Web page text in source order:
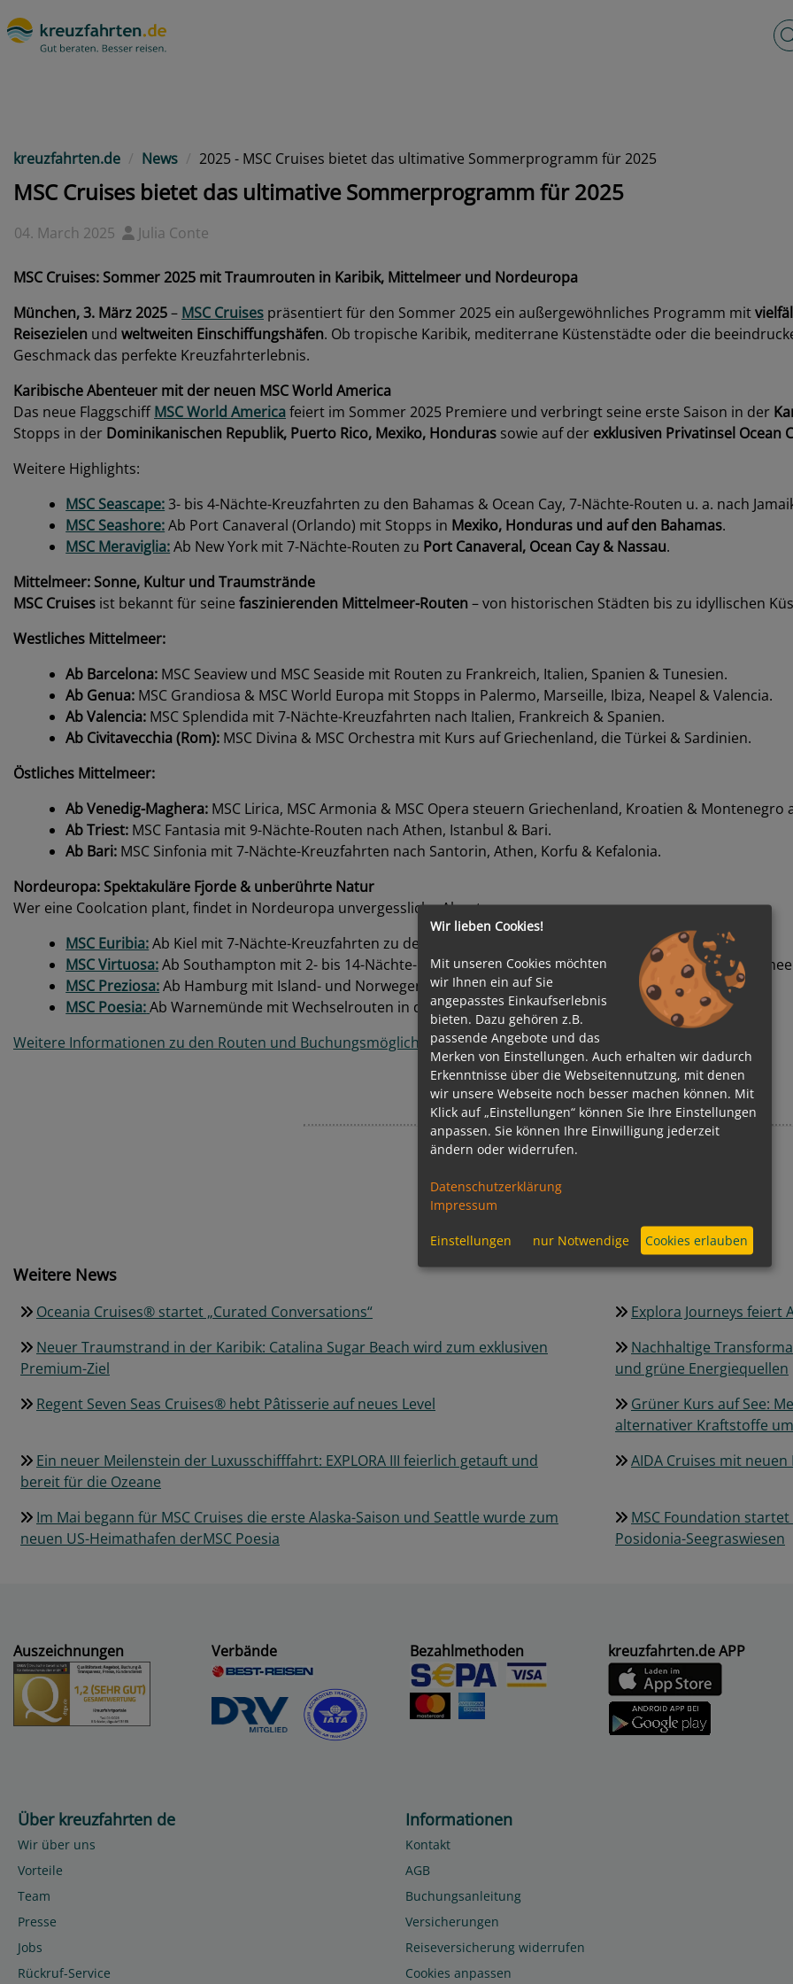
kreuzfahrten.de News 2025 - MSC Cruises bietet das ultimative Sommerprogramm für 2025
MSC Cruises bietet das ultimative Sommerprogramm für 2025
04. March 2025 Julia Conte
MSC Cruises: Sommer 2025 mit Traumrouten in Karibik, Mittelmeer und Nordeuropa
München, 3. März 2025– MSC Cruises präsentiert für den Sommer 2025 ein außergewöhnliches Programm mit
Reisezielen und weltweiten Einschiffungshäfen. Ob tropische Karibik, mediterrane Küstenstädte oder die
Geschmack das perfekte Kreuzfahrterlebnis.
Karibische Abenteuer mit der neuen MSC World America
Das neue FlaggschiffMSC World Americafeiert im Sommer 2025 Premiere und verbringt seine erste Saison in der
Stopps in der Dominikanischen Republik, Puerto Rico, Mexiko, Honduras sowie auf der exklusiven Privatinsel Ocean
Weitere Highlights:
MSC Seascape:3- bis 4-Nächte-Kreuzfahrten zu den Bahamas & Ocean Cay, 7-Nächte-Routen u. a. nach
MSC Seashore:Ab Port Canaveral (Orlando) mit Stopps in Mexiko, Honduras und auf den Bahamas.
MSC Meraviglia:Ab New York mit 7-Nächte-Routen zu Port Canaveral, Ocean Cay & Nassau.
Mittelmeer: Sonne, Kultur und Traumstrände
MSC Cruises ist bekannt für seine faszinierenden Mittelmeer-Routen – von historischen Städten bis zu idyllischen
Westliches Mittelmeer:
Ab Barcelona: MSC Seaview und MSC Seaside mit Routen zu Frankreich, Italien, Spanien & Tunesien.
Ab Genua: MSC Grandiosa & MSC World Europa mit Stopps in Palermo, Marseille, Ibiza, Neapel & Valencia.
Ab Valencia: MSC Splendida mit 7-Nächte-Kreuzfahrten nach Italien, Frankreich & Spanien.
Ab Civitavecchia (Rom): MSC Divina & MSC Orchestra mit Kurs auf Griechenland, die Türkei & Sardinien.
Östliches Mittelmeer:
Ab Venedig-Maghera: MSC Lirica, MSC Armonia & MSC Opera steuern Griechenland, Kroatien & Montenegro
Ab Triest: MSC Fantasia mit 9-Nächte-Routen nach Athen, Istanbul & Bari.
Ab Bari: MSC Sinfonia mit 7-Nächte-Kreuzfahrten nach Santorin, Athen, Korfu & Kefalonia.
Nordeuropa: Spektakuläre Fjorde & unberührte Natur
Wer eine Coolcation plant, findet in Nordeuropa unvergessliche Abenteuer.
MSC Euribia:Ab Kiel mit 7-Nächte-Kreuzfahrten zu den norwegischen Fjorden & Kopenhagen.
MSC Virtuosa:Ab Southampton mit 2- bis 14-Nächte-Routen in die Fjorde, Nordsee, Kanaren & das
MSC Preziosa:Ab Hamburg mit Island- und Norwegen-Kreuzfahrten sowie Irland-Routen.
MSC Poesia:Ab Warnemünde mit Wechselrouten in die Fjorde & die Ostsee.
Weitere Informationen zu den Routen und Buchungsmöglichkeiten finden Sie hier.
Julia Conte
Weitere News
Oceania Cruises® startet „Curated Conversations“
Explora Journeys feiert
Neuer Traumstrand in der Karibik: Catalina Sugar Beach wird zum exklusiven
Premium-Ziel
Nachhaltige
und grüne Energiequellen
Regent Seven Seas Cruises® hebt Pâtisserie auf neues Level
Grüner Kurs auf See:
alternativer Kraftstoffe um
Ein neuer Meilenstein der Luxusschifffahrt: EXPLORA III feierlich getauft und
bereit für die Ozeane
AIDA Cruises mit
Im Mai begann für MSC Cruises die erste Alaska-Saison und Seattle wurde zum
neuen US-Heimathafen derMSC Poesia
MSC Foundation
Posidonia-Seegraswiesen
Auszeichnungen Verbände Bezahlmethoden kreuzfahrten.de APP
Über kreuzfahrten de
Wir über uns
Vorteile
Team
Presse
Jobs
Rückruf-Service
Informationen
Kontakt
AGB
Buchungsanleitung
Versicherungen
Reiseversicherung widerrufen
Cookies anpassen
Wir lieben Cookies!
Mit unseren Cookies möchten
wir Ihnen ein auf Sie
angepasstes Einkaufserlebnis
bieten. Dazu gehören z.B.
passende Angebote und das
Merken von Einstellungen. Auch erhalten wir dadurch
Erkenntnisse über die Webseitennutzung, mit denen
wir unsere Webseite noch besser machen können. Mit
Klick auf „Einstellungen“ können Sie Ihre Einstellungen
anpassen. Sie können Ihre Einwilligung jederzeit
ändern oder widerrufen.
Datenschutzerklärung
Impressum
Einstellungen nur Notwendige Cookies erlauben